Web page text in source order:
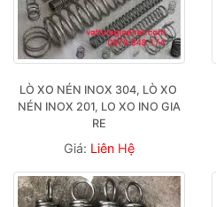
LÒ XO NÉN INOX 304, LÒ XO
NÉN INOX 201, LO XO INO GIA
RE
Giá: Liên Hệ